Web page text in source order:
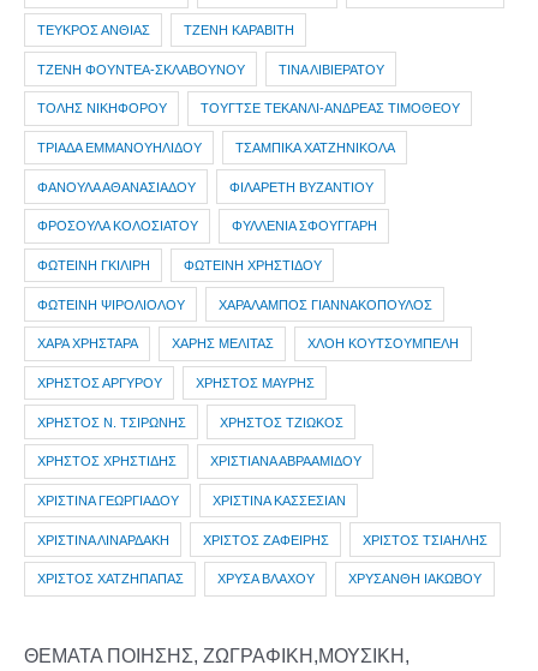
ΤΕΥΚΡΟΣ ΑΝΘΙΑΣ ΤΖΕΝΗ ΚΑΡΑΒΙΤΗ
ΤΖΕΝΗ ΦΟΥΝΤΕΑ-ΣΚΛΑΒΟΥΝΟΥ ΤΙΝΑ ΛΙΒΙΕΡΑΤΟΥ
ΤΟΛΗΣ ΝΙΚΗΦΟΡΟΥ ΤΟΥΓΤΣΕ ΤΕΚΑΝΛΙ-ΑΝΔΡΕΑΣ ΤΙΜΟΘΕΟΥ
ΤΡΙΑΔΑ ΕΜΜΑΝΟΥΗΛΙΔΟΥ ΤΣΑΜΠΙΚΑ ΧΑΤΖΗΝΙΚΟΛΑ
ΦΑΝΟΥΛΑ ΑΘΑΝΑΣΙΑΔΟΥ ΦΙΛΑΡΕΤΗ ΒΥΖΑΝΤΙΟΥ
ΦΡΟΣΟΥΛΑ ΚΟΛΟΣΙΑΤΟΥ ΦΥΛΛΕΝΙΑ ΣΦΟΥΓΓΑΡΗ
ΦΩΤΕΙΝΗ ΓΚΙΛΙΡΗ ΦΩΤΕΙΝΗ ΧΡΗΣΤΙΔΟΥ
ΦΩΤΕΙΝΗ ΨΙΡΟΛΙΟΛΟΥ ΧΑΡΑΛΑΜΠΟΣ ΓΙΑΝΝΑΚΟΠΟΥΛΟΣ
ΧΑΡΑ ΧΡΗΣΤΑΡΑ ΧΑΡΗΣ ΜΕΛΙΤΑΣ ΧΛΟΗ ΚΟΥΤΣΟΥΜΠΕΛΗ
ΧΡΗΣΤΟΣ ΑΡΓΥΡΟΥ ΧΡΗΣΤΟΣ ΜΑΥΡΗΣ
ΧΡΗΣΤΟΣ Ν. ΤΣΙΡΩΝΗΣ ΧΡΗΣΤΟΣ ΤΖΙΩΚΟΣ
ΧΡΗΣΤΟΣ ΧΡΗΣΤΙΔΗΣ ΧΡΙΣΤΙΑΝΑ ΑΒΡΑΑΜΙΔΟΥ
ΧΡΙΣΤΙΝΑ ΓΕΩΡΓΙΑΔΟΥ ΧΡΙΣΤΙΝΑ ΚΑΣΣΕΣΙΑΝ
ΧΡΙΣΤΙΝΑ ΛΙΝΑΡΔΑΚΗ ΧΡΙΣΤΟΣ ΖΑΦΕΙΡΗΣ ΧΡΙΣΤΟΣ ΤΣΙΑΗΛΗΣ
ΧΡΙΣΤΟΣ ΧΑΤΖΗΠΑΠΑΣ ΧΡΥΣΑ ΒΛΑΧΟΥ ΧΡΥΣΑΝΘΗ ΙΑΚΩΒΟΥ
ΘΕΜΑΤΑ ΠΟΙΗΣΗΣ, ΖΩΓΡΑΦΙΚΗ,ΜΟΥΣΙΚΗ,